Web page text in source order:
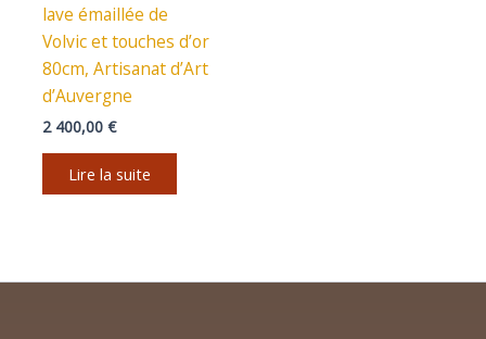
lave émaillée de
Volvic et touches d’or
80cm, Artisanat d’Art
d’Auvergne
2 400,00 €
Lire la suite